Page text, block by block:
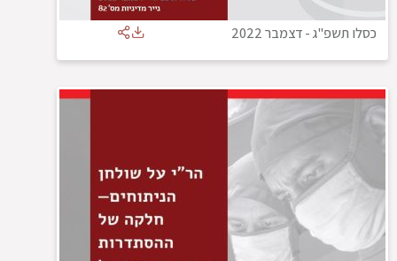
כסלו תשפ"ג-דצמבר 2022